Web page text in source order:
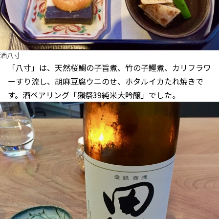
酒八寸
「八寸」は、天然桜鯛の子旨煮、竹の子鰹煮、カリフラワ
ーすり流し、胡麻豆腐ウニのせ、ホタルイカたれ焼きで
す。酒ペアリング「獺祭39純米大吟醸」でした。